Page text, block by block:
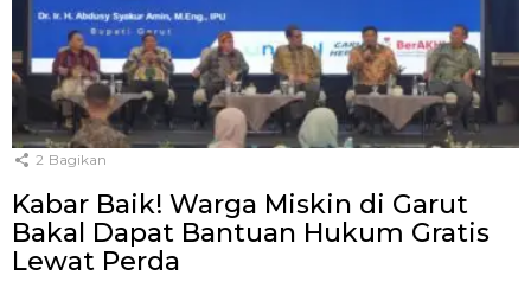
2 Bagikan
Kabar Baik! Warga Miskin di Garut
Bakal Dapat Bantuan Hukum Gratis
Lewat Perda